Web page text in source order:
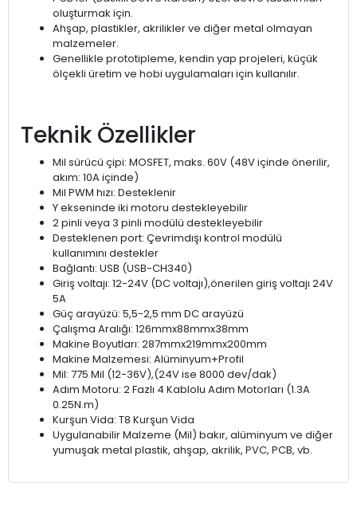
oluşturmak için.
Ahşap, plastikler, akrilikler ve diğer metal olmayan
malzemeler.
Genellikle prototipleme, kendin yap projeleri, küçük
ölçekli üretim ve hobi uygulamaları için kullanılır.
Teknik Özellikler
Mil sürücü çipi: MOSFET, maks. 60V (48V içinde önerilir,
akım: 10A içinde)
Mil PWM hızı: Desteklenir
Y ekseninde iki motoru destekleyebilir
2 pinli veya 3 pinli modülü destekleyebilir
Desteklenen port: Çevrimdışı kontrol modülü
kullanımını destekler
Bağlantı: USB (USB-CH340)
Giriş voltajı: 12-24V (DC voltajı),önerilen giriş voltajı 24V
5A
Güç arayüzü: 5,5-2,5 mm DC arayüzü
Çalışma Aralığı: 126mmx88mmx38mm
Makine Boyutları: 287mmx219mmx200mm
Makine Malzemesi: Alüminyum+Profil
Mil: 775 Mil (12-36V),(24V ise 8000 dev/dak)
Adım Motoru: 2 Fazlı 4 Kablolu Adım Motorları (1.3A
0.25N.m)
Kurşun Vida: T8 Kurşun Vida
Uygulanabilir Malzeme (Mil) bakır, alüminyum ve diğer
yumuşak metal plastik, ahşap, akrilik, PVC, PCB, vb.